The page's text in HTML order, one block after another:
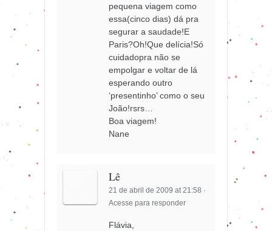
pequena viagem como
essa(cinco dias) dá pra
segurar a saudade!E
Paris?Oh!Que delícia!Só
cuidadopra não se
empolgar e voltar de lá
esperando outro
‘presentinho’ como o seu
João!rsrs…
Boa viagem!
Nane
Lê
21 de abril de 2009 at 21:58 ·
Acesse para responder
Flávia,